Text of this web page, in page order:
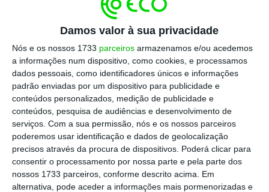
Damos valor à sua privacidade
Nós e os nossos 1733 parceiros armazenamos e/ou acedemos
a informações num dispositivo, como cookies, e processamos
dados pessoais, como identificadores únicos e informações
padrão enviadas por um dispositivo para publicidade e
conteúdos personalizados, medição de publicidade e
conteúdos, pesquisa de audiências e desenvolvimento de
serviços. Com a sua permissão, nós e os nossos parceiros
poderemos usar identificação e dados de geolocalização
precisos através da procura de dispositivos. Poderá clicar para
consentir o processamento por nossa parte e pela parte dos
nossos 1733 parceiros, conforme descrito acima. Em
alternativa, pode aceder a informações mais pormenorizadas e
aquisição (OPA) lançada pela EDP sobre a EDP
Renováveis. Três meses depois do anúncio, o
regulador deu luz verde à operação,
mantendo a contrapartida nos 6,75 euros
(deduzindo os cinco cêntimos distribuídos em
dividendos).A OPA chega ao mercado esta
quinta-feira.A oferta decorrerá entre as 8h30
horas do dia 6 de julho de 2017 e as 15h00 do
dia 3 de agosto de 2017, podendo as
respetivas ordens de venda ser recebidas até
ao termo do deste prazo.